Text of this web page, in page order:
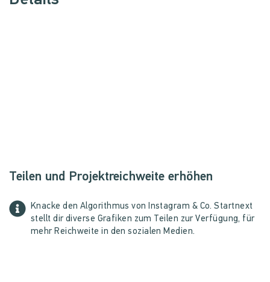
Teilen und Projektreichweite erhöhen
Knacke den Algorithmus von Instagram & Co. Startnext
stellt dir diverse Grafiken zum Teilen zur Verfügung, für
mehr Reichweite in den sozialen Medien.